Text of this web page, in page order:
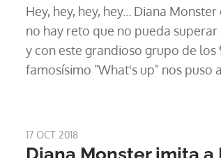
Hey, hey, hey, hey... Diana
no hay reto que no pueda superar
y con este grandioso grupo de los
famosísimo "What's up" nos puso
17 OCT 2018
Diana Monster imita a